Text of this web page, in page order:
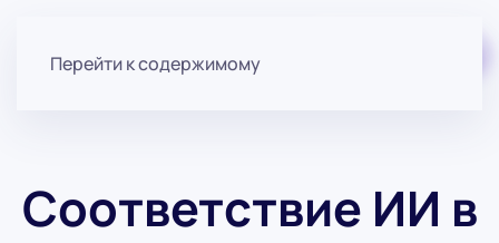
Перейти к содержимому
Соответствие ИИ в